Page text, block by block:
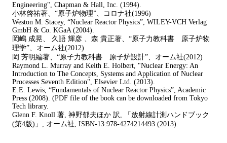
Engineering", Chapman & Hall, Inc. (1994).
小林啓祐著、“原子炉物理”、コロナ社(1996)
Weston M. Stacey, “Nuclear Reactor Physics”, WILEY-VCH Verlag
GmbH & Co. KGaA (2004).
岡嶋 成晃、 久語 輝彦 、森 貴正著、“原子力教科書 原子炉物
理学”、オーム社(2012)
岡 芳明編著、“原子力教科書 原子炉設計”、オーム社(2012)
Raymond L. Murray and Keith E. Holbert, "Nuclear Energy: An
Introduction to The Concepts, Systems and Application of Nuclear
Processes Seventh Edition", Elsevier Ltd. (2013).
E.E. Lewis, “Fundamentals of Nuclear Reactor Physics”, Academic
Press (2008). (PDF file of the book can be downloaded from Tokyo
Tech library.
Glenn F. Knoll 著, 神野郁夫ほか 訳, 「放射線計測ハンドブック
(第4版)」, オーム社, ISBN-13:978-4274214493 (2013).